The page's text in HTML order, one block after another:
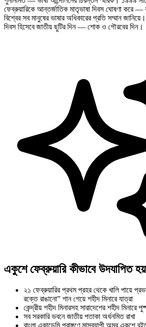
ফেব্রুয়ারিকে আন্তর্জাতিক মাতৃভাষা দিবস ঘোষণা করে —
বিশ্বের সব মানুষের ভাষার অধিকারের প্রতি সম্মান
দিবস হিসেবে জাতীয় ছুটির দিন — শোক ও গৌরবের দিন।
একুশে ফেব্রুয়ারি কীভাবে উদযাপিত হয়
২১ ফেব্রুয়ারির প্রথম প্রহর থেকে খালি পায়ে
রক্তে রাঙানো” গান গেয়ে শহীদ মিনারে যাত্রা
কেন্দ্রীয় শহীদ মিনারসহ সারাদেশের শহীদ মিনারে
সব সরকারি ভবনে জাতীয় পতাকা অর্ধনমিত রাখা